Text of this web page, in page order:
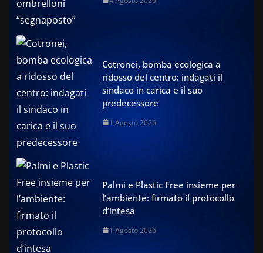
Cotronei, bomba ecologica a
ridosso del centro: indagati il
sindaco in carica e il suo
predecessore
1 Agosto 2026
Palmi e Plastic Free insieme per
l’ambiente: firmato il protocollo
d’intesa
1 Agosto 2026